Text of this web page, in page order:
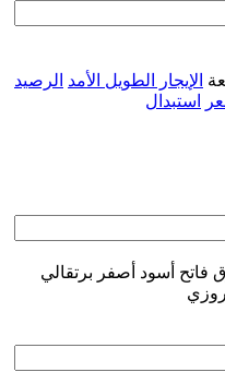
الإيجار الطويل الأمد الرصيد
استبدال
فاتح أسود أصفر برتقالي